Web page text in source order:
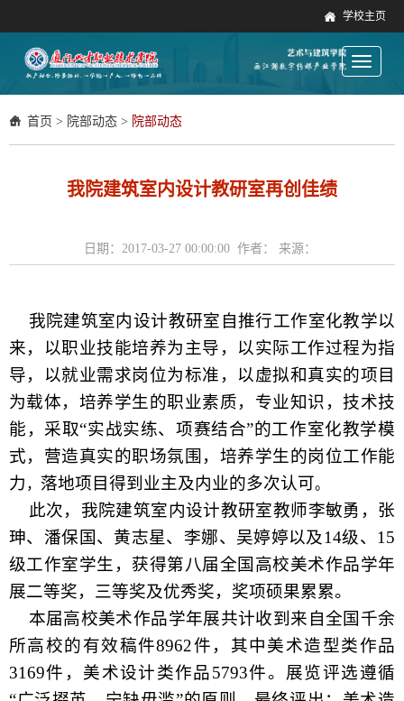
学校主页
Toggle
首页 > 院部动态 > 院部动态
我院建筑室内设计教研室再创佳绩
日期：2017-03-27 00:00:00 作者： 来源：
我院建筑室内设计教研室自推行工作室化教学以
来，以职业技能培养为主导，以实际工作过程为指
导，以就业需求岗位为标准，以虚拟和真实的项目
为载体，培养学生的职业素质，专业知识，技术技
能，采取“实战实练、项赛结合”的工作室化教学模
式，营造真实的职场氛围，培养学生的岗位工作能
力 ， 落地项目得到业主及内业的多次认可。
此次，我院建筑室内设计教研室教师李敏勇，张
珅、潘保国、黄志星、李娜、吴婷婷以及14级、 15
级工作室学生，获得第八届全国高校美术作品学年
展二等奖，三等奖及优秀奖，奖项硕果累累。
本届高校美术作品学年展共计收到来自全国千余
所高校的有效稿件8962件，其中美术造型类作品
3169件，美术设计类作品5793件。展览评选遵循